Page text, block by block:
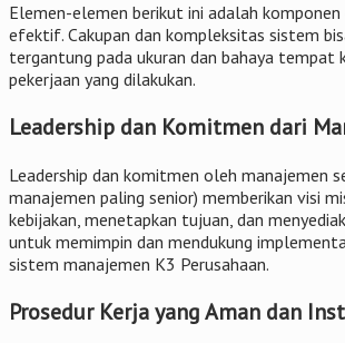
Elemen-elemen berikut ini adalah komponen
efektif. Cakupan dan kompleksitas sistem
tergantung pada ukuran dan bahaya tempat
pekerjaan yang dilakukan.
Leadership dan Komitmen dari
Leadership dan komitmen oleh manajemen
manajemen paling senior) memberikan visi
kebijakan, menetapkan tujuan, dan
untuk memimpin dan mendukung
sistem manajemen K3 Perusahaan.
Prosedur Kerja yang Aman dan